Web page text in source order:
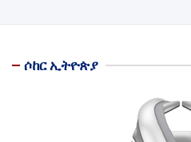
ሶከር ኢትዮጵያ